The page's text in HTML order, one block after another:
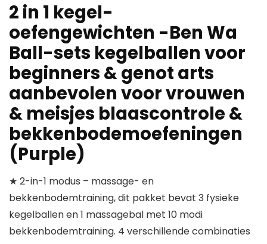
2 in 1 kegel-
oefengewichten -Ben Wa
Ball-sets kegelballen voor
beginners & genot arts
aanbevolen voor vrouwen
& meisjes blaascontrole &
bekkenbodemoefeningen
(Purple)
★ 2-in-1 modus – massage- en
bekkenbodemtraining, dit pakket bevat 3 fysieke
kegelballen en 1 massagebal met 10 modi
bekkenbodemtraining. 4 verschillende combinaties